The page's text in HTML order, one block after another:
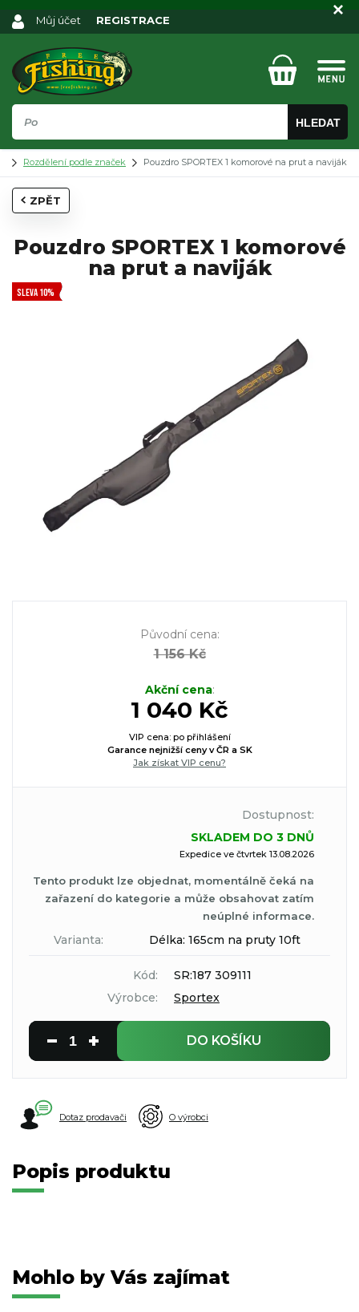
HLEDAT
Můj účet REGISTRACE
Rozdělení podle značek Pouzdro SPORTEX 1 komorové na prut a naviják
ZPĚT
Pouzdro SPORTEX 1 komorové
na prut a naviják
SLEVA 10%
Původní cena:
1 156 Kč
Akční cena:
1 040 Kč
VIP cena: po přihlášení
Garance nejnižší ceny v ČR a SK
Jak získat VIP cenu?
Dostupnost:
SKLADEM DO 3 DNŮ
Expedice ve čtvrtek 13.08.2026
Tento produkt lze objednat, momentálně čeká na
zařazení do kategorie a může obsahovat zatím
neúplné informace.
Varianta: Délka: 165cm na pruty 10ft
Kód:
SR:187 309111
Výrobce:
Sportex
DO KOŠÍKU
Dotaz prodavači O výrobci
Popis produktu
Mohlo by Vás zajímat